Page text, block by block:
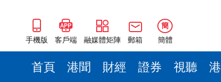
手機版 客戶端 融媒體矩陣 郵箱
簡
簡體
首頁 港聞 財經 證券 視聽